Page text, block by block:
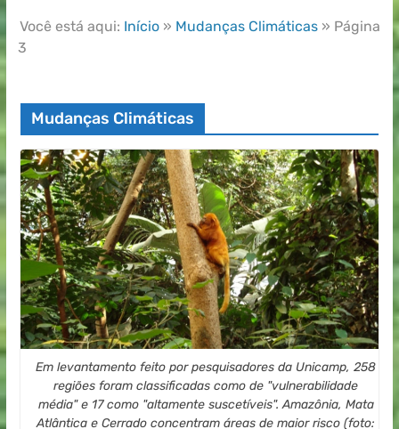
Você está aqui: Início» Mudanças Climáticas» Página
3
Mudanças Climáticas
Em levantamento feito por pesquisadores da Unicamp, 258
regiões foram classificadas como de "vulnerabilidade
média" e 17 como "altamente suscetíveis". Amazônia, Mata
Atlântica e Cerrado concentram áreas de maior risco (foto: